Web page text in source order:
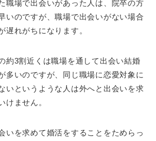
職場で出会いがあった人は、院卒の方
いのですが、職場で出会いがない場合
遅れがちになります。
約3割近くは職場を通して出会い結婚
多いのですが、同じ職場に恋愛対象に
いというような人は外へと出会いを求
けません。
いを求めて婚活をすることをためらっ